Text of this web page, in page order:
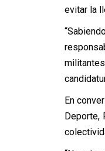
evitar la
En
Deporte,